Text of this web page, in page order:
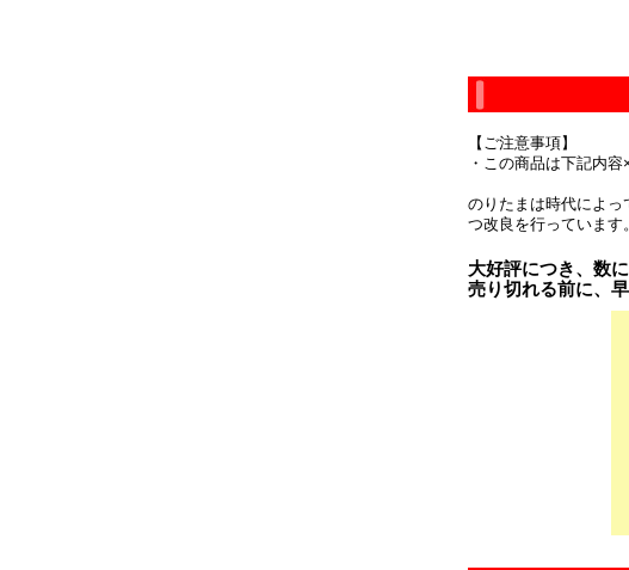
【ご注意事項】
・この商品は下記内容
のりたまは時代によ
つ改良を行っています
大好評につき、数
売り切れる前に、